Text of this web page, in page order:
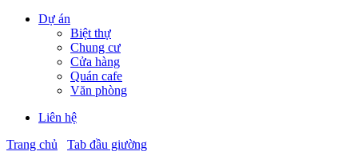
Dự án
Biệt thự
Chung cư
Cửa hàng
Quán cafe
Văn phòng
Liên hệ
Trang chủ
Tab đầu giường